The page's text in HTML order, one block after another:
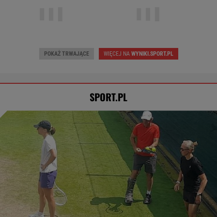
POKAŻ TRWAJĄCE WIĘCEJ NAWYNIKI.SPORT.PL
SPORT.PL